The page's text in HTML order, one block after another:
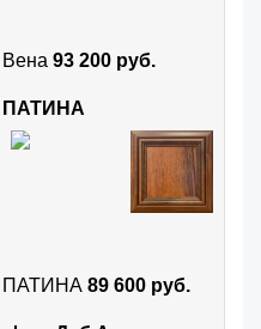
93 200 руб.
ПАТИНА
ПАТИНА 89 600 руб.